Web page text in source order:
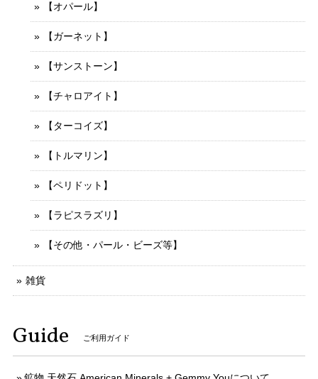
【オパール】
【ガーネット】
【サンストーン】
【チャロアイト】
【ターコイズ】
【トルマリン】
【ペリドット】
【ラピスラズリ】
【その他・パール・ビーズ等】
雑貨
Guide ご利用ガイド